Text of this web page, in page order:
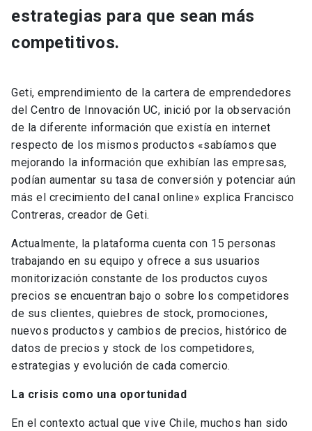
estrategias para que sean más
competitivos.
Geti, emprendimiento de la cartera de emprendedores
del Centro de Innovación UC, inició por la observación
de la diferente información que existía en internet
respecto de los mismos productos «sabíamos que
mejorando la información que exhibían las empresas,
podían aumentar su tasa de conversión y potenciar aún
más el crecimiento del canal online» explica Francisco
Contreras, creador de Geti.
Actualmente, la plataforma cuenta con 15 personas
trabajando en su equipo y ofrece a sus usuarios
monitorización constante de los productos cuyos
precios se encuentran bajo o sobre los competidores
de sus clientes, quiebres de stock, promociones,
nuevos productos y cambios de precios, histórico de
datos de precios y stock de los competidores,
estrategias y evolución de cada comercio.
La crisis como una oportunidad
En el contexto actual que vive Chile, muchos han sido